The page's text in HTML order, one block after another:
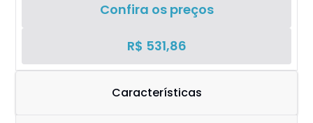
Confira os preços
R$ 531,86
Características